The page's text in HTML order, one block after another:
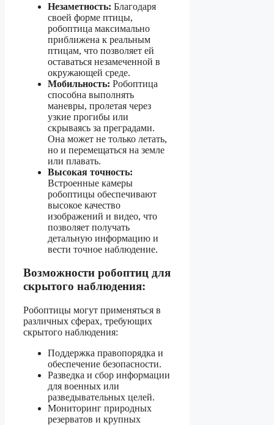
Незаметность: Благодаря
своей форме птицы,
робоптица максимально
приближена к реальным
птицам, что позволяет ей
оставаться незамеченной в
окружающей среде.
Мобильность: Робоптица
способна выполнять
маневры, пролетая через
узкие прогибы или
скрываясь за преградами.
Она может не только летать,
но и перемещаться на земле
или плавать.
Высокая точность:
Встроенные камеры
робоптицы обеспечивают
высокое качество
изображений и видео, что
позволяет получать
детальную информацию и
вести точное наблюдение.
Возможности робоптиц для
скрытого наблюдения:
Робоптицы могут применяться в
различных сферах, требующих
скрытого наблюдения:
Поддержка правопорядка и
обеспечение безопасности.
Разведка и сбор информации
для военных или
разведывательных целей.
Мониторинг природных
резерватов и крупных